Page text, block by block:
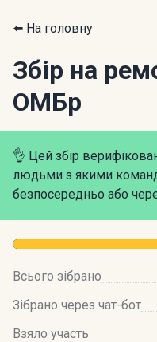
⬅️ На головну
Збір на
ОМБр
👌 Цей збір
людьми з якими
безпосередньо або
Всього зібрано
Зібрано через чат-бот
Взяло участь